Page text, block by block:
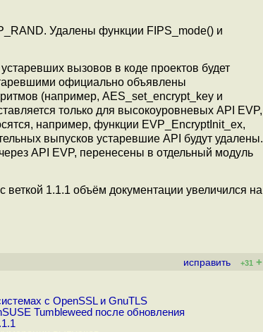
Удалены функции FIPS_mode() и
вызовов в коде проектов будет
официально объявлены
(например, AES_set_encrypt_key и
только для высокоуровневых API EVP,
например, функции EVP_EncryptInit_ex,
выпусков устаревшие API будут удалены.
API EVP, перенесены в отдельный модуль
1.1.1 объём документации увеличился на
исправить +31 +
с OpenSSL и GnuTLS
Tumbleweed после обновления